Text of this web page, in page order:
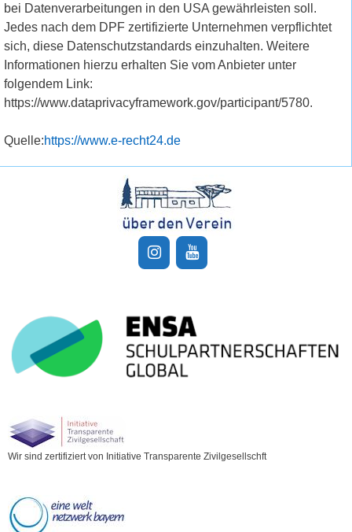
bei Datenverarbeitungen in den USA gewährleisten soll.
Jedes nach dem DPF zertifizierte Unternehmen verpflichtet
sich, diese Datenschutzstandards einzuhalten. Weitere
Informationen hierzu erhalten Sie vom Anbieter unter
folgendem Link:
https://www.dataprivacyframework.gov/participant/5780.
Quelle:https://www.e-recht24.de
Wir sind zertifiziert von Initiative Transparente Zivilgesellschft